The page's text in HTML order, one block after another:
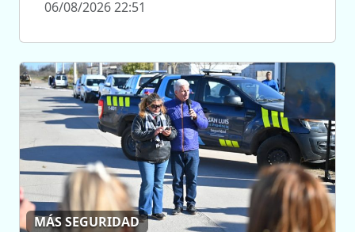
06/08/2026 22:51
MÁS SEGURIDAD